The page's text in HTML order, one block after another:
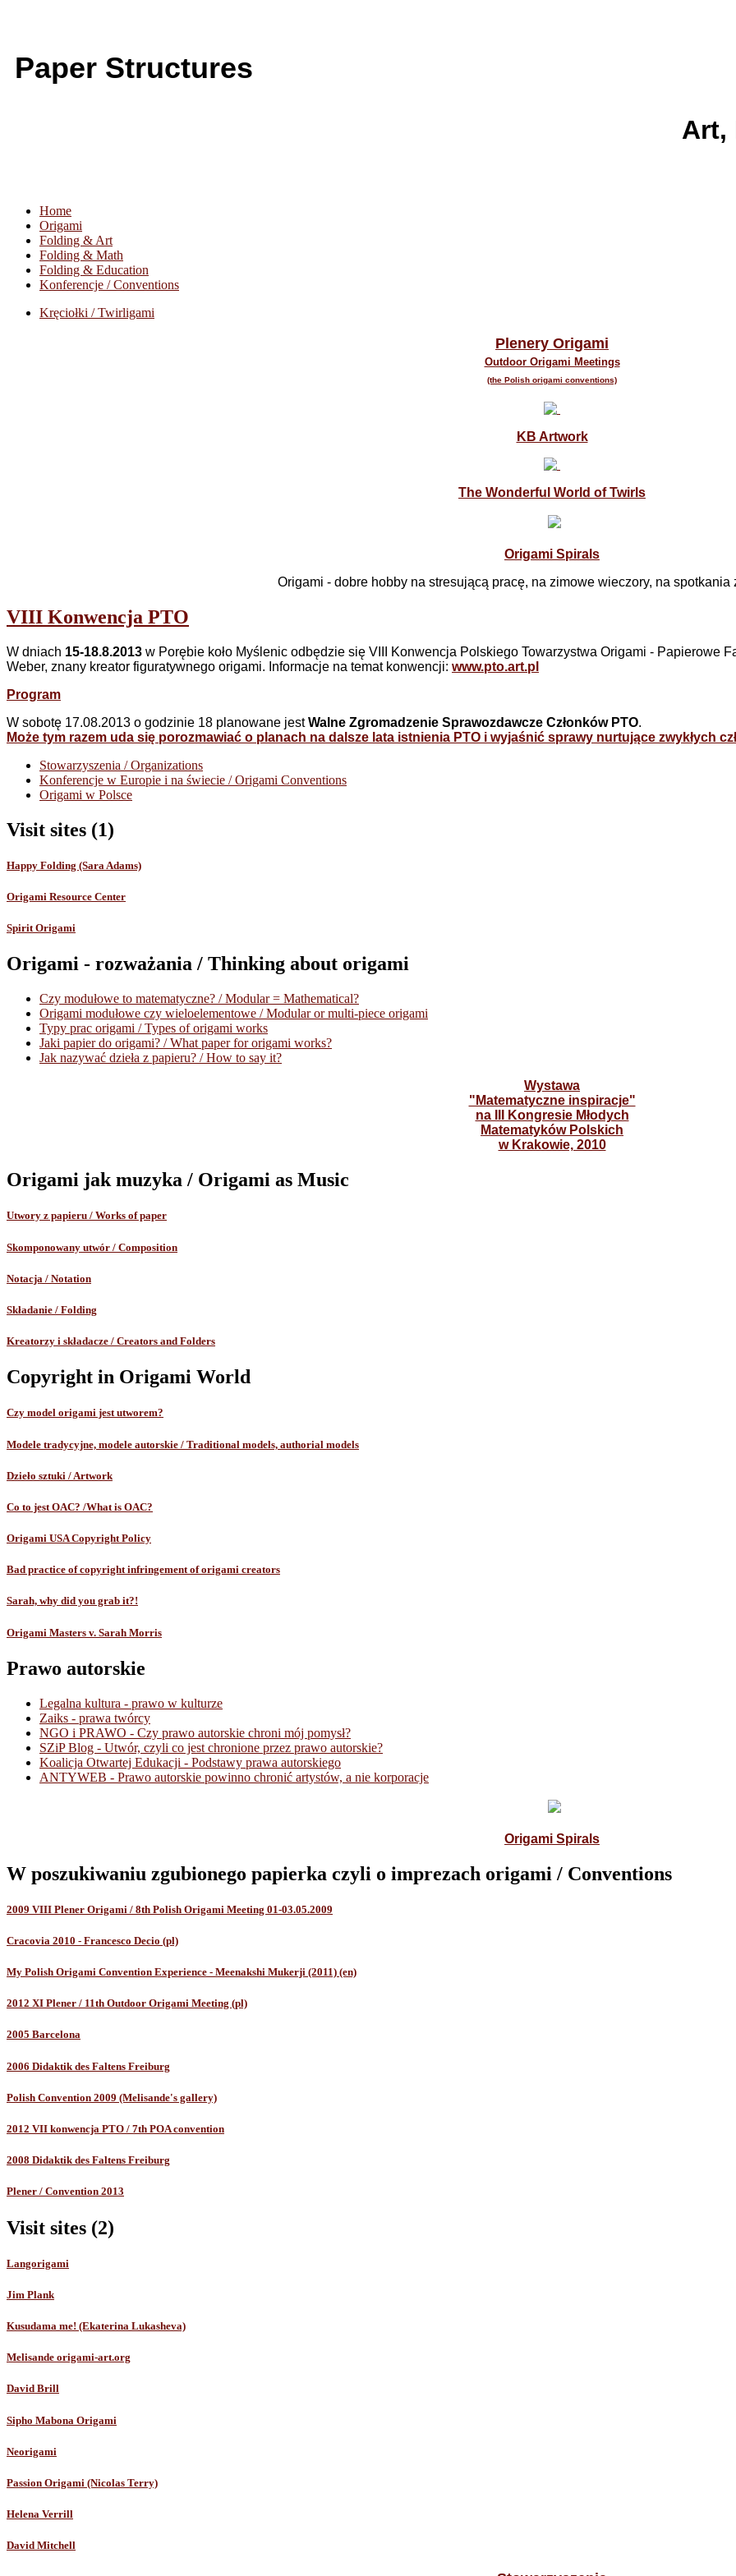
Paper Structures
Art,
Home
Origami
Folding & Art
Folding & Math
Folding & Education
Konferencje / Conventions
Kręciołki / Twirligami
Plenery Origami
Outdoor Origami Meetings
(the Polish origami conventions)
KB Artwork
The Wonderful World of Twirls
Origami Spirals
Origami - dobre hobby na stresującą pracę, na zimowe wieczory, na spotkania
VIII Konwencja PTO
W dniach 15-18.8.2013 w Porębie koło Myślenic odbędzie się VIII Konwencja Polskiego Towarzystwa Origami - Papierowe
Weber, znany kreator figuratywnego origami. Informacje na temat konwencji: www.pto.art.pl
Program
W sobotę 17.08.2013 o godzinie 18 planowane jestWalne Zgromadzenie Sprawozdawcze Członków PTO.
Może tym razem uda się porozmawiać o planach na dalsze lata istnienia PTO i wyjaśnić sprawy nurtujące zwykłych
Stowarzyszenia / Organizations
Konferencje w Europie i na świecie / Origami Conventions
Origami w Polsce
Visit sites (1)
Happy Folding (Sara Adams)
Origami Resource Center
Spirit Origami
Origami - rozważania / Thinking about origami
Czy modułowe to matematyczne? / Modular = Mathematical?
Origami modułowe czy wieloelementowe / Modular or multi-piece origami
Typy prac origami / Types of origami works
Jaki papier do origami? / What paper for origami works?
Jak nazywać dzieła z papieru? / How to say it?
Wystawa
"Matematyczne inspiracje"
na III Kongresie Młodych
Matematyków Polskich
w Krakowie, 2010
Origami jak muzyka / Origami as Music
Utwory z papieru / Works of paper
Skomponowany utwór / Composition
Notacja / Notation
Składanie / Folding
Kreatorzy i składacze / Creators and Folders
Copyright in Origami World
Czy model origami jest utworem?
Modele tradycyjne, modele autorskie / Traditional models, authorial models
Dzieło sztuki / Artwork
Co to jest OAC? /What is OAC?
Origami USA Copyright Policy
Bad practice of copyright infringement of origami creators
Sarah, why did you grab it?!
Origami Masters v. Sarah Morris
Prawo autorskie
Legalna kultura - prawo w kulturze
Zaiks - prawa twórcy
NGO i PRAWO - Czy prawo autorskie chroni mój pomysł?
SZiP Blog - Utwór, czyli co jest chronione przez prawo autorskie?
Koalicja Otwartej Edukacji - Podstawy prawa autorskiego
ANTYWEB - Prawo autorskie powinno chronić artystów, a nie korporacje
Origami Spirals
W poszukiwaniu zgubionego papierka czyli o imprezach origami / Conventions
2009 VIII Plener Origami / 8th Polish Origami Meeting 01-03.05.2009
Cracovia 2010 - Francesco Decio (pl)
My Polish Origami Convention Experience - Meenakshi Mukerji (2011) (en)
2012 XI Plener / 11th Outdoor Origami Meeting (pl)
2005 Barcelona
2006 Didaktik des Faltens Freiburg
Polish Convention 2009 (Melisande's gallery)
2012 VII konwencja PTO / 7th POA convention
2008 Didaktik des Faltens Freiburg
Plener / Convention 2013
Visit sites (2)
Langorigami
Jim Plank
Kusudama me! (Ekaterina Lukasheva)
Melisande origami-art.org
David Brill
Sipho Mabona Origami
Neorigami
Passion Origami (Nicolas Terry)
Helena Verrill
David Mitchell